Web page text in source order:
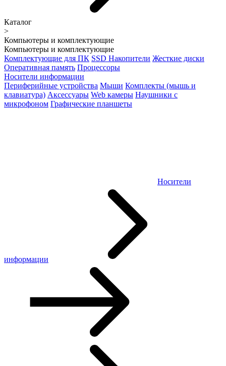
Каталог
>
Компьютеры и комплектующие
Компьютеры и комплектующие
Комплектующие для ПК SSD Накопители Жесткие диски
Оперативная память Процессоры
Носители информации
Периферийные устройства Мыши Комплекты (мышь и
клавиатура) Аксессуары Web камеры Наушники с
микрофоном Графические планшеты
Носители
информации